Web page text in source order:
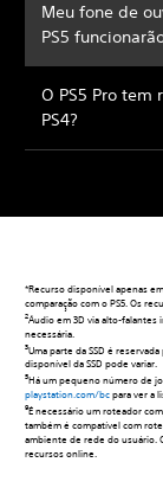
Meu fone de
PS5
O PS5 Pro
PS4?
*Recurso disponível apenas
comparação com o PS5. Os
2Áudio em 3D via alto-falantes
necessária.
3Uma parte da SSD é
disponível da SSD pode variar.
5Há um pequeno número de
playstation.com/bcpara ver a
9É necessário um roteador
também é compatível com
ambiente de rede do usuário.
recursos online.